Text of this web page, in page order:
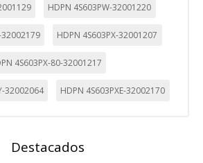
HDPN 4S603PW-32001220
32002179 HDPN 4S603PX-32001207
4S603PX-80-32001217
32002064 HDPN 4S603PXE-32002170
Destacados